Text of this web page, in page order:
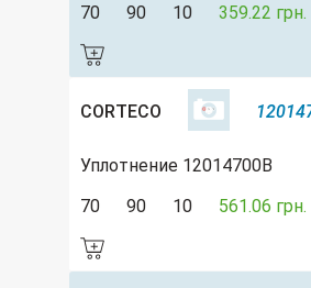
70
90 10 359.22 грн.
CORTECO
Уплотнение 12014700B
70
90 10 561.06 грн.